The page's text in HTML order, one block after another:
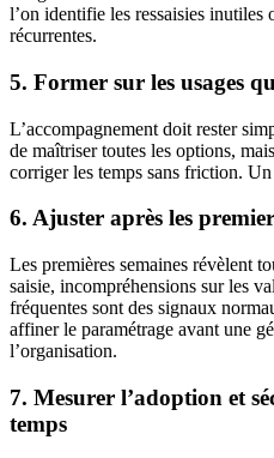
l’on identifie les ressaisies inutiles
récurrentes.
5. Former sur les usages
L’accompagnement doit rester
de maîtriser toutes les options,
corriger les temps sans friction.
6. Ajuster après les
Les premières semaines révèlent
saisie, incompréhensions sur les
fréquentes sont des signaux
affiner le paramétrage avant une
l’organisation.
7. Mesurer l’adoption et
temps